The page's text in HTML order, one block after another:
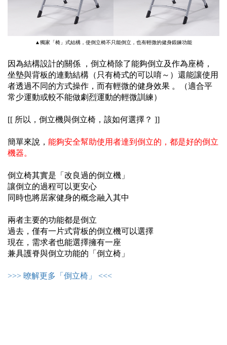
▲獨家「椅」式結構，使倒立椅不只能倒立，也有輕微的健身鍛鍊功能
因為結構設計的關係 ， 倒立椅除了能夠倒立及作為座椅，
坐墊與背板的連動結構（只有椅式的可以唷～） 還能讓使用
者透過不同的方式操作，而有輕微的健身效果 。
（適合平
常少運動或較不能做劇烈運動的輕微訓練）
[[ 所以，倒立機與倒立椅，該如何選擇？ ]]
簡單來說， 能夠安全幫助使用者達到倒立的，都是好的倒立
機器。
倒立椅其實是「改良過的倒立機」
讓倒立的過程可以更安心
同時也將居家健身的概念融入其中
兩者主要的功能都是倒立
過去，僅有一片式背板的倒立機可以選擇
現在，需求者也能選擇擁有一座
兼具護脊與倒立功能的「倒立椅」
>>> 暸解更多「倒立椅」 <<<